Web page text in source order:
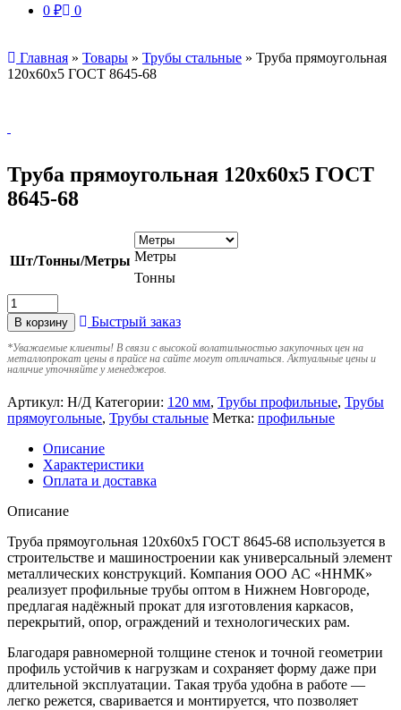
0 ₽ 0
Главная » Товары » Трубы стальные » Труба прямоугольная
120х60х5 ГОСТ 8645-68
Труба прямоугольная 120х60х5 ГОСТ
8645-68
Шт/Тонны/Метры Метры
Тонны
В корзину Быстрый заказ
*Уважаемые клиенты! В связи с высокой волатильностью закупочных цен на
металлопрокат цены в прайсе на сайте могут отличаться. Актуальные цены и
наличие уточняйте у менеджеров.
Артикул: Н/Д Категории: 120 мм, Трубы профильные, Трубы
прямоугольные, Трубы стальные Метка: профильные
Описание
Характеристики
Оплата и доставка
Описание
Труба прямоугольная 120х60х5 ГОСТ 8645-68 используется в
строительстве и машиностроении как универсальный элемент
металлических конструкций. Компания ООО АС «ННМК»
реализует профильные трубы оптом в Нижнем Новгороде,
предлагая надёжный прокат для изготовления каркасов,
перекрытий, опор, ограждений и технологических рам.
Благодаря равномерной толщине стенок и точной геометрии
профиль устойчив к нагрузкам и сохраняет форму даже при
длительной эксплуатации. Такая труба удобна в работе —
легко режется, сваривается и монтируется, что позволяет